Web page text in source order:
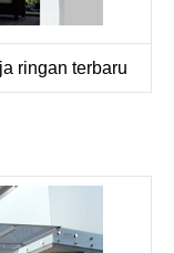
ringan terbaru